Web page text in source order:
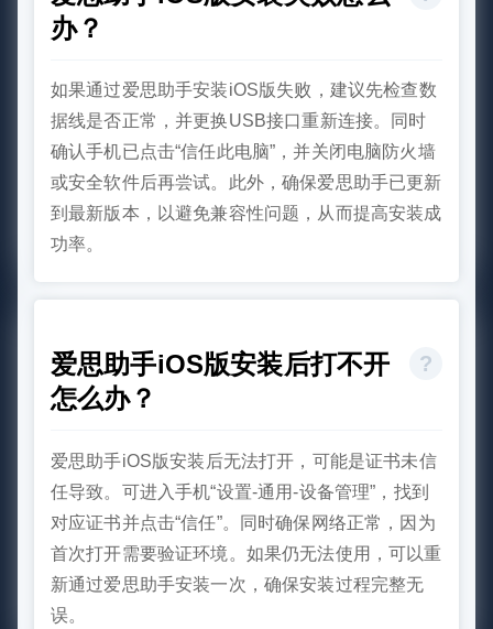
办？
如果通过爱思助手安装iOS版失败，建议先检查数
据线是否正常，并更换USB接口重新连接。同时
确认手机已点击“信任此电脑”，并关闭电脑防火墙
或安全软件后再尝试。此外，确保爱思助手已更新
到最新版本，以避免兼容性问题，从而提高安装成
功率。
爱思助手iOS版安装后打不开
怎么办？
爱思助手iOS版安装后无法打开，可能是证书未信
任导致。可进入手机“设置-通用-设备管理”，找到
对应证书并点击“信任”。同时确保网络正常，因为
首次打开需要验证环境。如果仍无法使用，可以重
新通过爱思助手安装一次，确保安装过程完整无
误。